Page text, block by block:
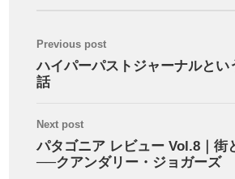
Previous post
ハイパーパストジャーナルとい
話
Next post
パタゴニア レビュー Vol.8｜街
──クアンダリー・ジョガーズ